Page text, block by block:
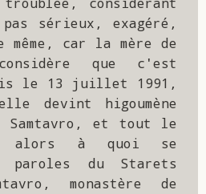
sérieux, exagéré,
car la mère de
que c'est
le 13 juillet 1991,
devint higoumène
Samtavro, et tout le
alors à quoi se
du Starets
monastère de